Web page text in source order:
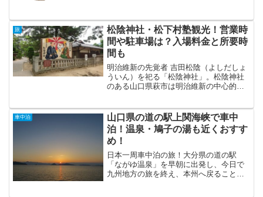
旅
松陰神社・松下村塾観光！営業時
間や駐車場は？入場料金と所要時
間も
明治維新の先覚者 吉田松陰（よしだしょ
ういん）を祀る「松陰神社」。松陰神社
のある山口県萩市は明治維新の中心的な
れるので興味のある方も多いのではない
でしょうか。特にその指...
車中泊
山口県の道の駅上関海峡で車中
泊！温泉・鳩子の湯も近くおすす
め！
日本一周車中泊の旅！大分県の道の駅
「ながゆ温泉」を早朝に出発し、今日で
九州地方の旅を終え、本州へ戻ること